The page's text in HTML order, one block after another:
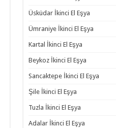
Üsküdar İkinci El Eşya
Ümraniye İkinci El Eşya
Kartal İkinci El Eşya
Beykoz İkinci El Eşya
Sancaktepe İkinci El Eşya
Şile İkinci El Eşya
Tuzla İkinci El Eşya
Adalar İkinci El Eşya